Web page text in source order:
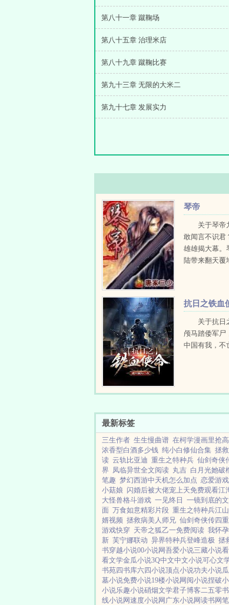
第八十一章 蹴鞠场
第八十五章 治理米店
第八十九章 蹴鞠比赛
第九十三章 无限的大米二
第九十七章 发展实力
琴帝
关于琴帝
敢闻言不识君
雄雄揭大幕。
陆带来翻天覆
抗日之铁血
关于抗日
颅马踏倭军尸
中国有我，不
最新标签
三生作者 生生慢曲谱 在柯学漫画里抢
浓香型白酒多少钱 纯小白修仙合集 拯
读 云轨比亚迪 重生之特种兵 仙剑奇侠
界 凤临异世全文阅读 丸吉 白月光她破
笔趣 梦幻西游中天机怎么加点 恋爱游
小菇娘 闪婚后被大佬宠上天免费观看江
大怪兽格斗游戏 一见终日 一镜到底的
面 万食如意精彩片段 重生之特种兵江
婿视频 拯救病美人师兄 仙剑奇侠传四
游戏快穿 天帝之狐乙一免费阅读 我怀
新 芙宁娜联动 异界特种兵登峰造极 拯
书穿越小说00小说网吾爱小说三藏小说
看文学金瓜小说3Q中文中文小说可心文
书苑四书库六四小说顶点小说功夫小说
墓小说免费小说19楼小说网阅小说捏破
小说乐趣小说硝烟文学君子博客二五零
线小说网速度小说网 广东小说网读书网